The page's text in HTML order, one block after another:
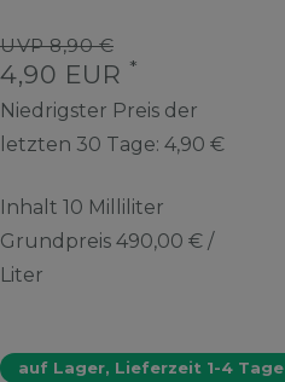
UVP 8,90 €
4,90 EUR *
Niedrigster Preis der
letzten 30 Tage: 4,90 €
Inhalt 10 Milliliter
Grundpreis 490,00 € /
Liter
auf Lager, Lieferzeit 1-4 Tage